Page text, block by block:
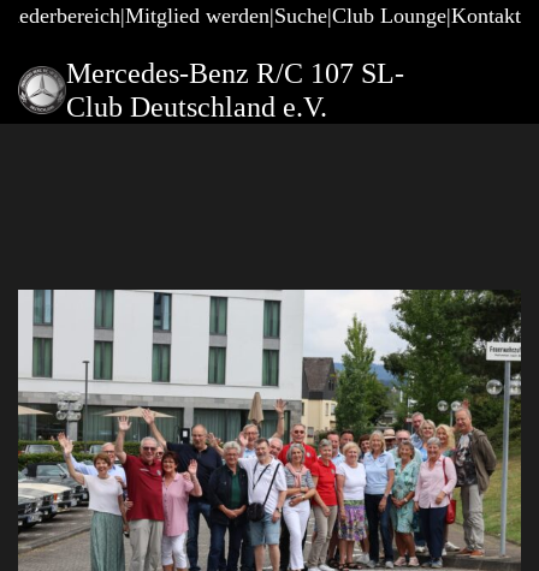
Mitglied werden Suche Club Lounge Kontakt
Mercedes-Benz R/C 107 SL-
Club Deutschland e.V.